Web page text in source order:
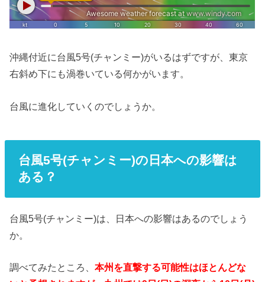
沖縄付近に台風5号(チャンミー)がいるはずですが、東京
右斜め下にも渦巻いている何かがいます。
台風に進化していくのでしょうか。
台風5号(チャンミー)の日本への影響は
ある？
台風5号(チャンミー)は、日本への影響はあるのでしょう
か。
調べてみたところ、本州を直撃する可能性はほとんどな